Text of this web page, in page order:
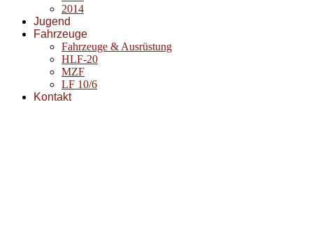
2014
Jugend
Fahrzeuge
Fahrzeuge & Ausrüstung
HLF-20
MZF
LF 10/6
Kontakt